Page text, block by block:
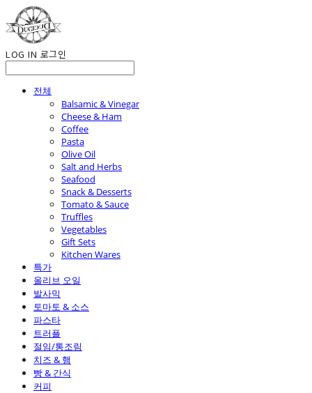
LOG IN 로그인
전체
Balsamic & Vinegar
Cheese & Ham
Coffee
Pasta
Olive Oil
Salt and Herbs
Seafood
Snack & Desserts
Tomato & Sauce
Truffles
Vegetables
Gift Sets
Kitchen Wares
특가
올리브 오일
발사믹
토마토 & 소스
파스타
트러플
절임/통조림
치즈 & 햄
빵 & 간식
커피